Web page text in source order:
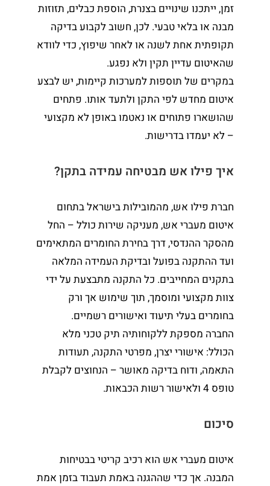
זמן, ייתכנו שינויים בצנרת, הוספת כבלים, תזוזות
מבנה או בלאי טבעי. לכן, חשוב לקבוע בדיקה
תקופתית אחת לשנה או לאחר שיפוץ, כדי לוודא
שהאיטום עדיין תקין ולא נפגע.
במקרים של תוספות למערכות קיימות, יש לבצע
איטום מחדש לפי התקן ולתעד אותו. פתחים
שהושארו פתוחים או נאטמו באופן לא מקצועי
– לא יעמדו בדרישות.
איך פילו אש מבטיחה עמידה בתקן?
חברת פילו אש, מהמובילות בישראל בתחום
איטום מעברי אש, מעניקה שירות כולל – החל
מהסקר ההנדסי, דרך בחירת החומרים המתאימים
ועד ההתקנה בפועל ובדיקת העמידה המלאה
בתקנים המחייבים. כל התקנה מתבצעת על ידי
צוות מקצועי ומוסמך, תוך שימוש אך ורק
בחומרים בעלי תיעוד ואישורים רשמיים.
החברה מספקת ללקוחותיה תיק טכני מלא
הכולל: אישורי יצרן, מפרטי התקנה, תעודות
התאמה, ודוח בדיקה מאושר – הנחוצים לקבלת
טופס 4 ולאישור רשות הכבאות.
סיכום
איטום מעברי אש הוא רכיב קריטי בבטיחות
המבנה. אך כדי שההגנה באמת תעבוד בזמן אמת